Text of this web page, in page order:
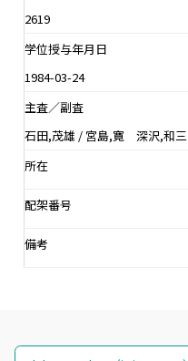
2619
学位授与年月日
1984-03-24
主査／副査
石田,茂雄 / 宮島,寛 深沢,和三
所在
配架番号
備考